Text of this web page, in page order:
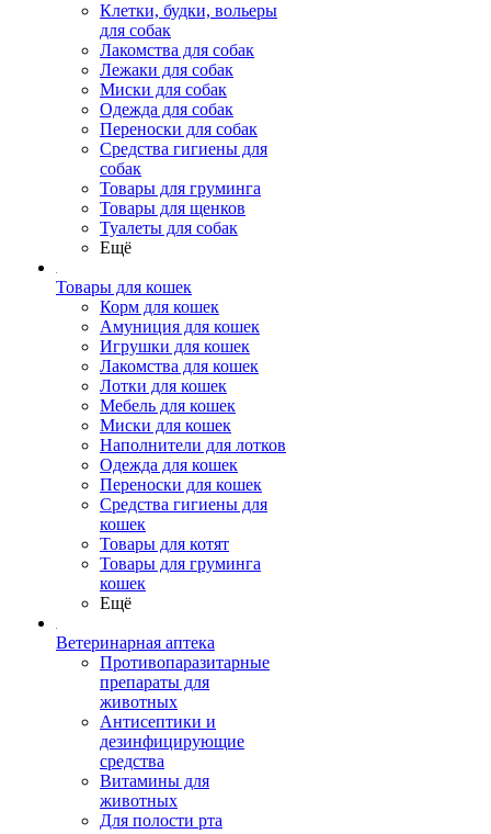
Клетки, будки, вольеры
для собак
Лакомства для собак
Лежаки для собак
Миски для собак
Одежда для собак
Переноски для собак
Средства гигиены для
собак
Товары для груминга
Товары для щенков
Туалеты для собак
Ещё
Товары для кошек
Корм для кошек
Амуниция для кошек
Игрушки для кошек
Лакомства для кошек
Лотки для кошек
Мебель для кошек
Миски для кошек
Наполнители для лотков
Одежда для кошек
Переноски для кошек
Средства гигиены для
кошек
Товары для котят
Товары для груминга
кошек
Ещё
Ветеринарная аптека
Противопаразитарные
препараты для
животных
Антисептики и
дезинфицирующие
средства
Витамины для
животных
Для полости рта